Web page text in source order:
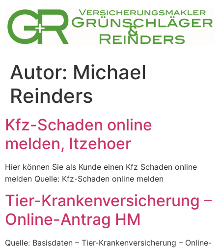
Inhalt
springen
Autor: Michael
Reinders
Kfz-Schaden online
melden, Itzehoer
Hier können Sie als Kunde einen Kfz Schaden online
melden Quelle: Kfz-Schaden online melden
Tier-Krankenversicherung –
Online-Antrag HM
Quelle: Basisdaten – Tier-Krankenversicherung – Online-